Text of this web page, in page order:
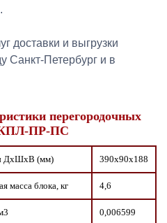
доставки и выгрузки
Санкт-Петербург и в
перегородочных
КПЛ-ПР-ПС
ДxШxВ (мм) 390х90х188
масса блока, кг 4,6
0,006599